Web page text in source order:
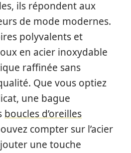
ils répondent aux
de mode modernes.
polyvalents et
en acier inoxydable
raffinée sans
Que vous optiez
une bague
boucles d’oreilles
compter sur l’acier
une touche